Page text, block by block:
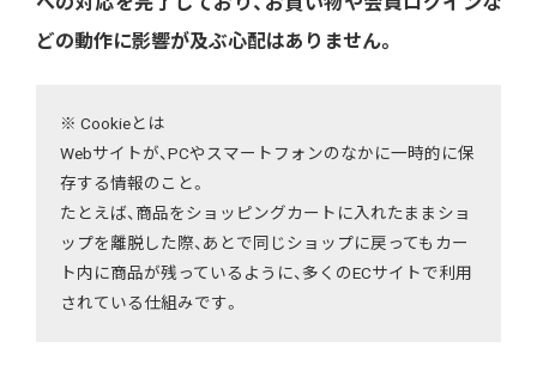
どの動作に影響が及ぶ心配はありません。
※ Cookieとは
Webサイトが、PCやスマートフォンのなかに一時的に保
存する情報のこと。
たとえば、商品をショッピングカートに入れたままショ
ップを離脱した際、あとで同じショップに戻ってもカー
ト内に商品が残っているように、多くのECサイトで利用
されている仕組みです。